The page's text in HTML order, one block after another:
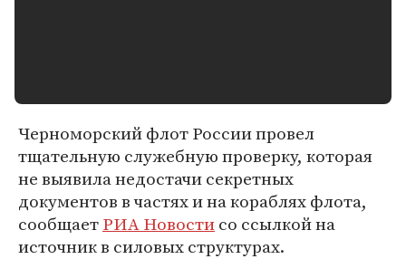
Черноморский флот России провел
тщательную служебную проверку, которая
не выявила недостачи секретных
документов в частях и на кораблях флота,
сообщаетРИА Новостисо ссылкой на
источник в силовых структурах.